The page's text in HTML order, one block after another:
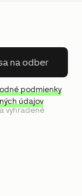
na odber
vyhradené
podmienky
údajov